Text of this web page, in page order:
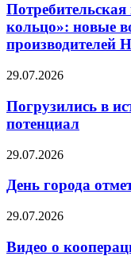
кольцо»: новые
производителей
29.07.2026
Погрузились в
потенциал
29.07.2026
День города
29.07.2026
Видео о